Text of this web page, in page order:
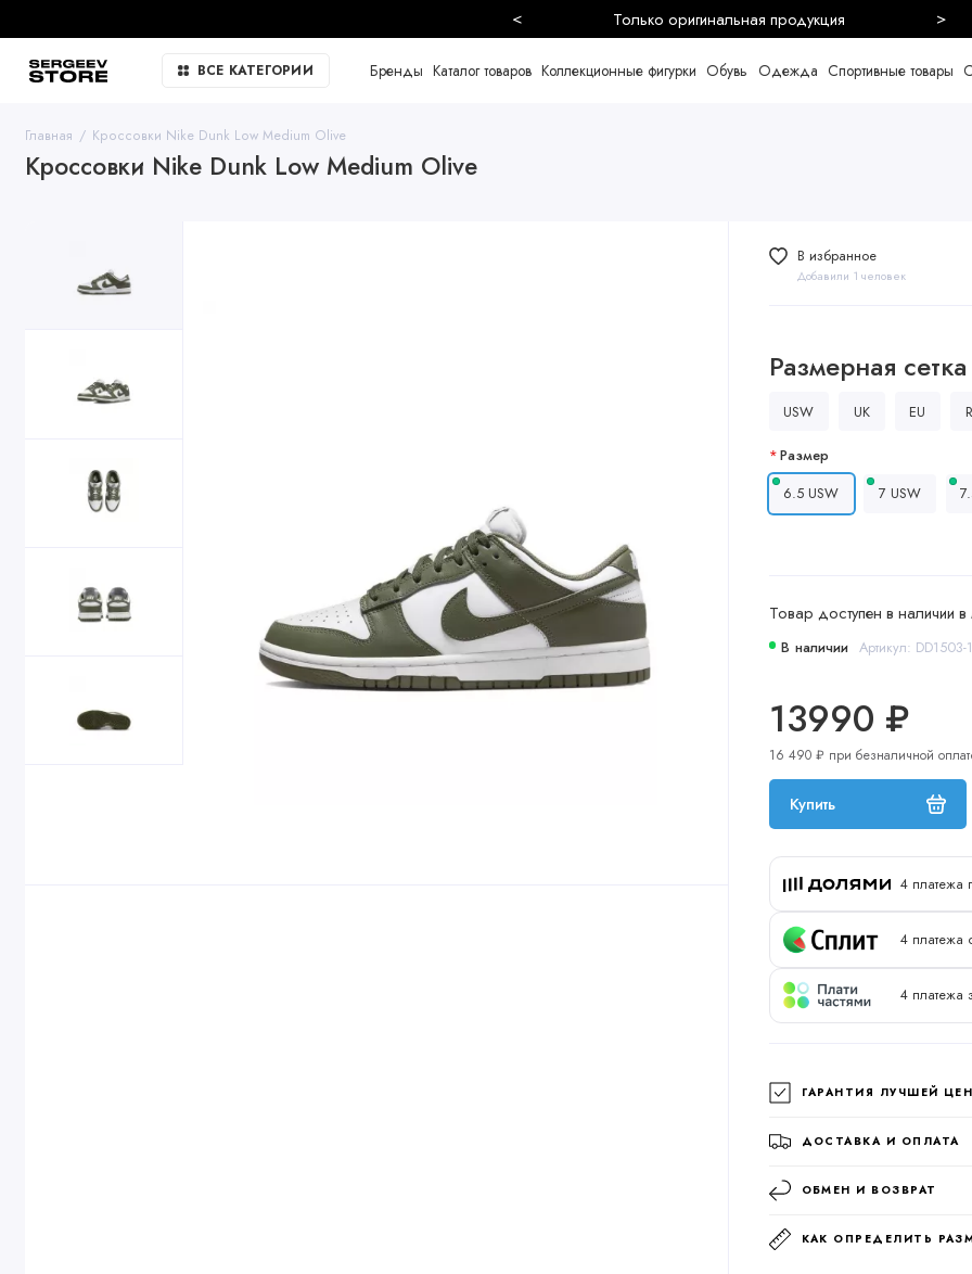
Безопасная и быстрая доставка
< >
ВСЕ КАТЕГОРИИ Бренды Каталог товаров Коллекционные фигурки Обувь Одежда Спортивные товары
Главная Кроссовки Nike Dunk Low Medium Olive
Кроссовки Nike Dunk Low Medium Olive
Товар доступен в наличии
В наличии Артикул:
13990 ₽
16 490 ₽ при безналичной
Купить
4 платежа
4 платежа
4 платежа
В избранное
Добавили 1 человек
Размерная сетка
USW UK EU
Размер
6.5 USW
7 USW
ГАРАНТИЯ ЛУЧШЕЙ
ДОСТАВКА И ОПЛАТА
ОБМЕН И ВОЗВРАТ
КАК ОПРЕДЕЛИТЬ